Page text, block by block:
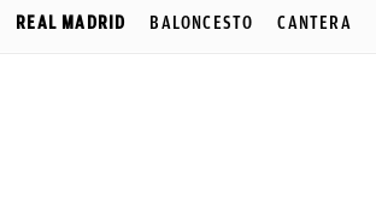
REAL MADRID BALONCESTO CANTERA